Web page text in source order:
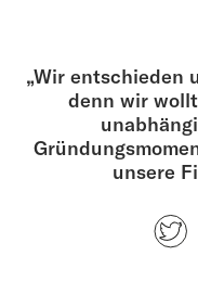
„Wir entschieden
denn wir
unsere